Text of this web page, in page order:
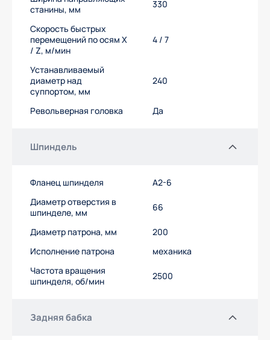
станины, мм
330
Скорость быстрых
перемещений по осям X
/ Z, м/мин
4 / 7
Устанавливаемый
диаметр над
суппортом, мм
240
Револьверная головка Да
Шпиндель
Фланец шпинделя
А2-6
Диаметр отверстия в
шпинделе, мм
66
Диаметр патрона, мм
200
Исполнение патрона
механика
Частота вращения
шпинделя, об/мин
2500
Задняя бабка